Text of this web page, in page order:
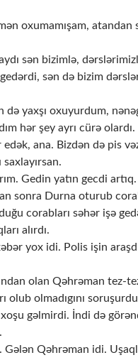
oxumamışam,
sən bizimlə,
sən də bizim
də yaxşı oxuyurdum,
hər şey ayrı cürə olardı.
ana. Bizdən də pis
Gedin yatın gecdi artıq.
sonra Durna oturub
corabları səhər işə
alırdı.
yox idi. Polis işin
olan Qəhrəman tez-
olub olmadıgını
gəlmirdi. İndi də
Gələn Qəhrəman idi.